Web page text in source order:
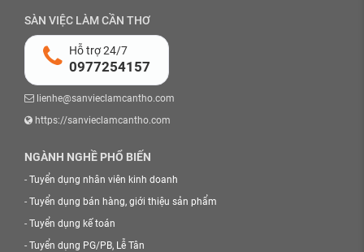
SÀN VIỆC LÀM CẦN THƠ
Hỗ trợ 24/7
0977254157
lienhe@sanvieclamcantho.com
https://sanvieclamcantho.com
NGÀNH NGHỀ PHỔ BIẾN
- Tuyển dụng nhân viên kinh doanh
- Tuyển dụng bán hàng, giới thiệu sản phẩm
- Tuyển dụng kế toán
- Tuyển dụng PG/PB, Lễ Tân